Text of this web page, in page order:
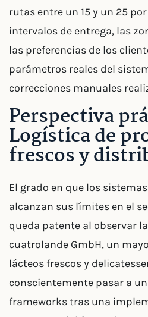
rutas entre un 15 y un 25
intervalos de entrega, las
las preferencias de los
parámetros reales del
correcciones manuales
Perspectiva
Logística de
frescos y
El grado en que los
alcanzan sus límites en el
queda patente al observar
cuatrolande GmbH, un
lácteos frescos y
conscientemente pasar a
frameworks tras una